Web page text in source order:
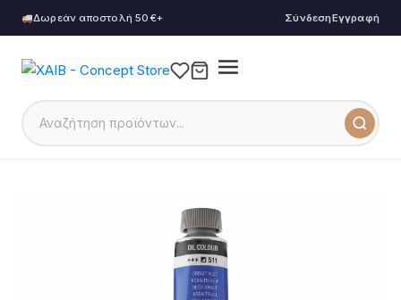
Δωρεάν αποστολή 50€+ ΣύνδεσηΕγγραφή